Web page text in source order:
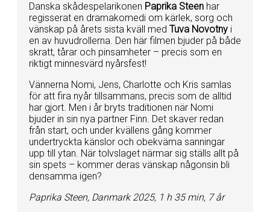
Danska skådespelarikonen Paprika Steen har
regisserat en dramakomedi om kärlek, sorg och
vänskap på årets sista kväll med Tuva Novotny i
en av huvudrollerna. Den här filmen bjuder på både
skratt, tårar och pinsamheter – precis som en
riktigt minnesvärd nyårsfest!
Vännerna Nomi, Jens, Charlotte och Kris samlas
för att fira nyår tillsammans, precis som de alltid
har gjort. Men i år bryts traditionen när Nomi
bjuder in sin nya partner Finn. Det skaver redan
från start, och under kvällens gång kommer
undertryckta känslor och obekväma sanningar
upp till ytan. När tolvslaget närmar sig ställs allt på
sin spets – kommer deras vänskap någonsin bli
densamma igen?
Paprika Steen, Danmark 2025, 1 h 35 min, 7 år